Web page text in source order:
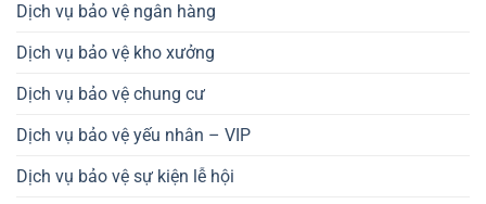
Dịch vụ bảo vệ ngân hàng
Dịch vụ bảo vệ kho xưởng
Dịch vụ bảo vệ chung cư
Dịch vụ bảo vệ yếu nhân – VIP
Dịch vụ bảo vệ sự kiện lễ hội